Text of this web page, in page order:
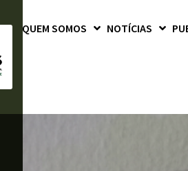
QUEM SOMOS NOTÍCIAS